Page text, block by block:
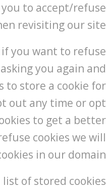
to accept/refuse
revisiting our site.
you want to refuse
you again and
to store a cookie for
out any time or opt
to get a better
cookies we will
in our domain.
of stored cookies